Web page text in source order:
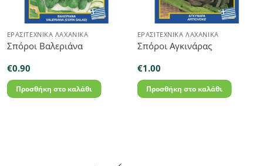
ΕΡΑΣΙΤΕΧΝΙΚΆ ΛΑΧΑΝΙΚΆ
Σπόροι Βαλεριάνα
€0.90
Προσθήκη στο καλάθι
ΕΡΑΣΙΤΕΧΝΙΚΆ ΛΑΧΑΝΙΚΆ
Σπόροι Αγκινάρας
€1.00
Προσθήκη στο καλάθι